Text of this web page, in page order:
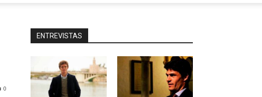
0
ENTREVISTAS